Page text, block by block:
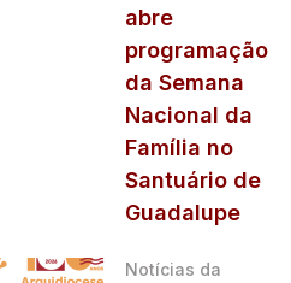
abre
programação
da Semana
Nacional da
Família no
Santuário de
Guadalupe
Notícias da